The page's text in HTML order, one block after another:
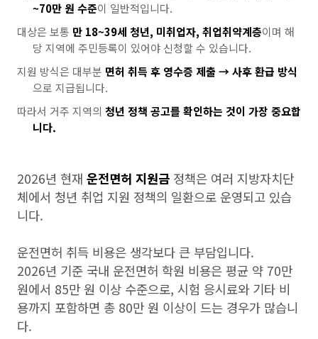
~70만 원 수준이 일반적입니다.
대상은 보통 만 18~39세 청년, 미취업자, 취업취약계층이며 해
당 지역에 주민등록이 있어야 신청할 수 있습니다.
지원 방식은 대부분 면허 취득 후 영수증 제출 → 사후 환급 방식
으로 지급됩니다.
따라서 거주 지역의 청년 정책 공고를 확인하는 것이 가장 중요합
니다.
2026년 현재 운전면허 지원금 정책은 여러 지방자치단
체에서 청년 취업 지원 정책의 일환으로 운영되고 있습
니다.
운전면허 취득 비용은 생각보다 큰 부담입니다.
2026년 기준 국내 운전면허 학원 비용은 평균 약 70만
원에서 85만 원 이상 수준으로, 시험 응시료와 기타 비
용까지 포함하면 총 80만 원 이상이 드는 경우가 많습니
다.